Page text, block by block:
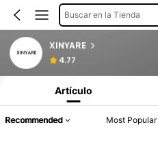
Buscar en la Tienda
XINYARE
4.77
Artículo
Recommended Most Popular